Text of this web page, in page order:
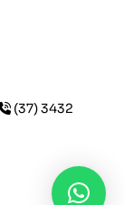
(37) 3432